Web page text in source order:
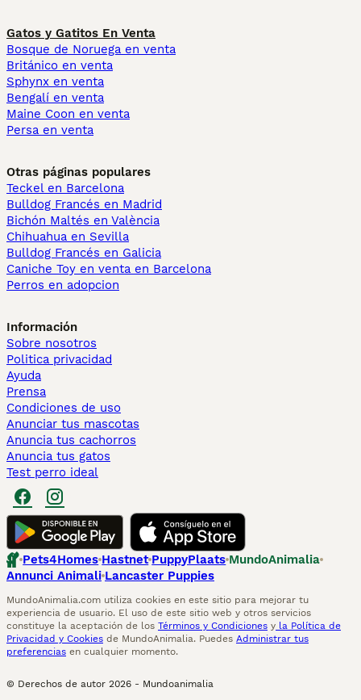
Gatos y Gatitos En Venta
Bosque de Noruega en venta
Británico en venta
Sphynx en venta
Bengalí en venta
Maine Coon en venta
Persa en venta
Otras páginas populares
Teckel en Barcelona
Bulldog Francés en Madrid
Bichón Maltés en València
Chihuahua en Sevilla
Bulldog Francés en Galicia
Caniche Toy en venta en Barcelona
Perros en adopcion
Información
Sobre nosotros
Politica privacidad
Ayuda
Prensa
Condiciones de uso
Anunciar tus mascotas
Anuncia tus cachorros
Anuncia tus gatos
Test perro ideal
Pets4Homes Hastnet PuppyPlaats MundoAnimalia
Annunci Animali Lancaster Puppies
MundoAnimalia.com utiliza cookies en este sitio para mejorar tu
experiencia de usuario. El uso de este sitio web y otros servicios
constituye la aceptación de los Términos y Condiciones y la Política de
Privacidad y Cookies de MundoAnimalia. Puedes Administrar tus
preferencias en cualquier momento.
© Derechos de autor 2026 - Mundoanimalia